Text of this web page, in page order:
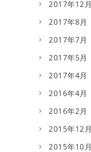
2017年12月
2017年8月
2017年7月
2017年5月
2017年4月
2016年4月
2016年2月
2015年12月
2015年10月